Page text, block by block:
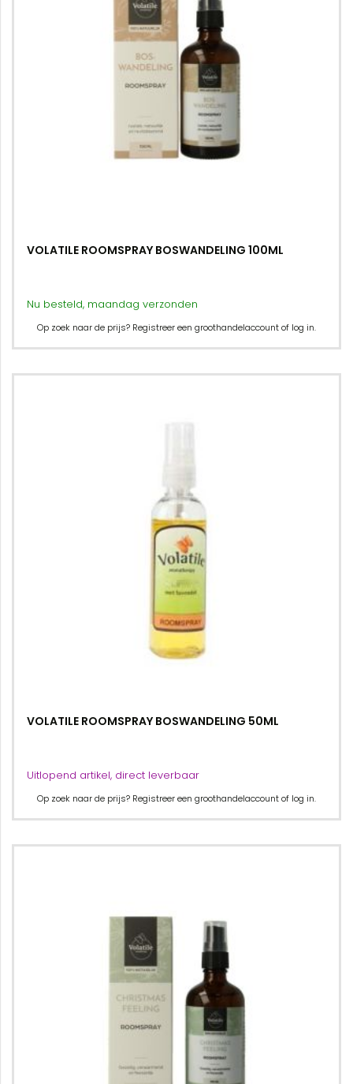
VOLATILE ROOMSPRAY BOSWANDELING 100ML
Nu besteld, maandag verzonden
Op zoek naar de prijs? Registreer een groothandelaccount of log in.
VOLATILE ROOMSPRAY BOSWANDELING 50ML
Uitlopend artikel, direct leverbaar
Op zoek naar de prijs? Registreer een groothandelaccount of log in.